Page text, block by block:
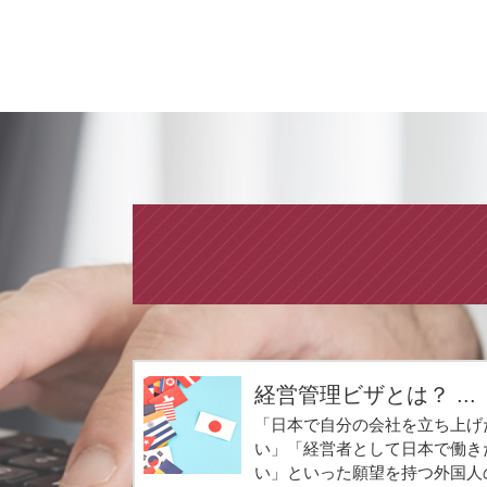
経営管理ビザとは？ ...
「日本で自分の会社を立ち上げ
い」「経営者として日本で働き
い」といった願望を持つ外国人